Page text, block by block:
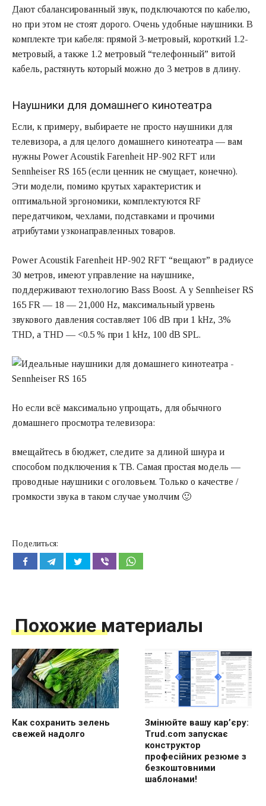
Дают сбалансированный звук, подключаются по кабелю,
но при этом не стоят дорого. Очень удобные наушники. В
комплекте три кабеля: прямой 3-метровый, короткий 1.2-
метровый, а также 1.2 метровый “телефонный” витой
кабель, растянуть который можно до 3 метров в длину.
Наушники для домашнего кинотеатра
Если, к примеру, выбираете не просто наушники для
телевизора, а для целого домашнего кинотеатра — вам
нужны Power Acoustik Farenheit HP-902 RFT или
Sennheiser RS 165 (если ценник не смущает, конечно).
Эти модели, помимо крутых характеристик и
оптимальной эргономики, комплектуются RF
передатчиком, чехлами, подставками и прочими
атрибутами узконаправленных товаров.
Power Acoustik Farenheit HP-902 RFT “вещают” в радиусе
30 метров, имеют управление на наушнике,
поддерживают технологию Bass Boost. А у Sennheiser RS
165 FR — 18 — 21,000 Hz, максимальный урвень
звукового давления составляет 106 dB при 1 kHz, 3%
THD, а THD — <0.5 % при 1 kHz, 100 dB SPL.
Но если всё максимально упрощать, для обычного
домашнего просмотра телевизора:
вмещайтесь в бюджет, следите за длиной шнура и
способом подключения к ТВ. Самая простая модель —
проводные наушники с оголовьем. Только о качестве /
громкости звука в таком случае умолчим 🙂
Поделиться:
Похожие материалы
Как сохранить зелень
свежей надолго
Змінюйте вашу кар’єру:
Trud.com запускає
конструктор
професійних резюме з
безкоштовними
шаблонами!